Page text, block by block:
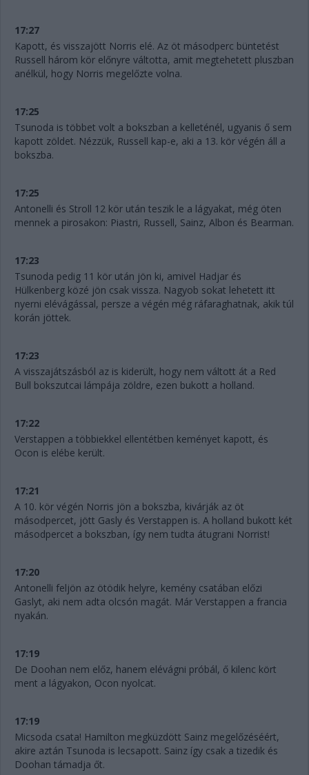
17:27
Kapott, és visszajött Norris elé. Az öt másodperc büntetést
Russell három kör előnyre váltotta, amit megtehetett pluszban
anélkül, hogy Norris megelőzte volna.
17:25
Tsunoda is többet volt a bokszban a kelleténél, ugyanis ő sem
kapott zöldet. Nézzük, Russell kap-e, aki a 13. kör végén áll a
bokszba.
17:25
Antonelli és Stroll 12 kör után teszik le a lágyakat, még öten
mennek a pirosakon: Piastri, Russell, Sainz, Albon és Bearman.
17:23
Tsunoda pedig 11 kör után jön ki, amivel Hadjar és
Hülkenberg közé jön csak vissza. Nagyob sokat lehetett itt
nyerni elévágással, persze a végén még ráfaraghatnak, akik túl
korán jöttek.
17:23
A visszajátszásból az is kiderült, hogy nem váltott át a Red
Bull bokszutcai lámpája zöldre, ezen bukott a holland.
17:22
Verstappen a többiekkel ellentétben keményet kapott, és
Ocon is elébe került.
17:21
A 10. kör végén Norris jön a bokszba, kivárják az öt
másodpercet, jött Gasly és Verstappen is. A holland bukott két
másodpercet a bokszban, így nem tudta átugrani Norrist!
17:20
Antonelli feljön az ötödik helyre, kemény csatában előzi
Gaslyt, aki nem adta olcsón magát. Már Verstappen a francia
nyakán.
17:19
De Doohan nem előz, hanem elévágni próbál, ő kilenc kört
ment a lágyakon, Ocon nyolcat.
17:19
Micsoda csata! Hamilton megküzdött Sainz megelőzéséért,
akire aztán Tsunoda is lecsapott. Sainz így csak a tizedik és
Doohan támadja őt.